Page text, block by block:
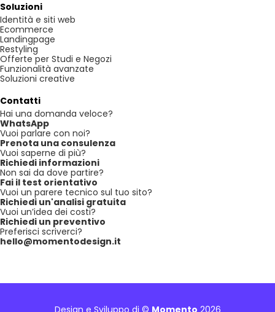
Soluzioni
Identità e siti web
Ecommerce
Landingpage
Restyling
Offerte per Studi e Negozi
Funzionalità avanzate
Soluzioni creative
Contatti
Hai una domanda veloce?
WhatsApp
Vuoi parlare con noi?
Prenota una consulenza
Vuoi saperne di più?
Richiedi informazioni
Non sai da dove partire?
Fai il test orientativo
Vuoi un parere tecnico sul tuo sito?
Richiedi un'analisi gratuita
Vuoi un’idea dei costi?
Richiedi un preventivo
Preferisci scriverci?
hello@momentodesign.it
Design e Sviluppo di © Momento 2026